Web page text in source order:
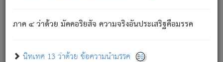
ภาค ๔ ว่าด้วย มัคคอริยสัจ ความจริงอันประเสริฐคือมรรค
นิทเทศ 13 ว่าด้วย ข้อความนำมรรค
เกี่ยวกับธรรมโฆษณ์ออนไลน์ (Disclaimer)